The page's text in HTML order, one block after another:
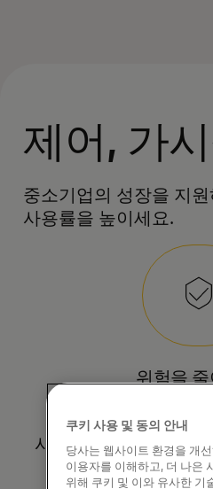
제어, 가
중소기업의 성장을 지
사용률을 높이세요.
위험을
유연한 규칙을 통해
사기를 줄여 모든 거래
있습
쿠키 사용 및 동의 안내
당사는 웹사이트 환경을 개
이용자를 이해하고, 더 나은
위해 쿠키 및 이와 유사한